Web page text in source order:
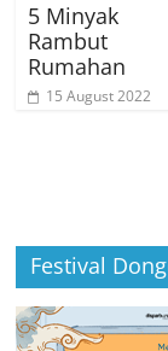
5 Minyak
Rambut
Rumahan
15 August 2022
Festival